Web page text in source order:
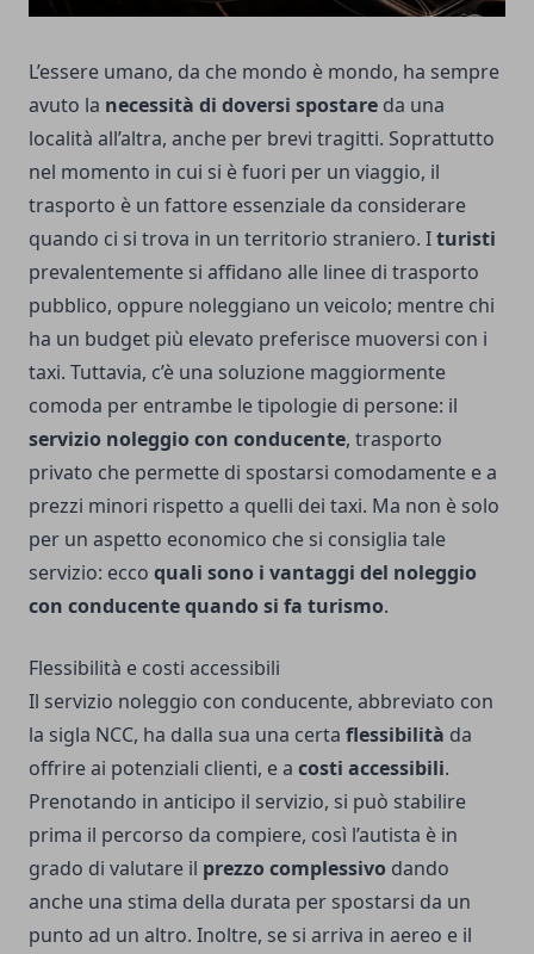
L’essere umano, da che mondo è mondo, ha sempre
avuto la necessità di doversi spostare da una
località all’altra, anche per brevi tragitti. Soprattutto
nel momento in cui si è fuori per un viaggio, il
trasporto è un fattore essenziale da considerare
quando ci si trova in un territorio straniero. Ituristi
prevalentemente si affidano alle linee di trasporto
pubblico, oppure noleggiano un veicolo; mentre chi
ha un budget più elevato preferisce muoversi con i
taxi. Tuttavia, c’è una soluzione maggiormente
comoda per entrambe le tipologie di persone: il
servizio noleggio con conducente, trasporto
privato che permette di spostarsi comodamente e a
prezzi minori rispetto a quelli dei taxi. Ma non è solo
per un aspetto economico che si consiglia tale
servizio: ecco quali sono i vantaggi del noleggio
con conducente quando si fa turismo.
Flessibilità e costi accessibili
Il servizio noleggio con conducente, abbreviato con
la sigla NCC, ha dalla sua una certa flessibilità da
offrire ai potenziali clienti, e a costi accessibili.
Prenotando in anticipo il servizio, si può stabilire
prima il percorso da compiere, così l’autista è in
grado di valutare il prezzo complessivo dando
anche una stima della durata per spostarsi da un
punto ad un altro. Inoltre, se si arriva in aereo e il